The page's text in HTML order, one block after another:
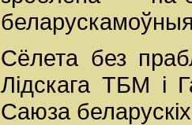
Сёлета без
Лідскага ТБМ і
Саюза